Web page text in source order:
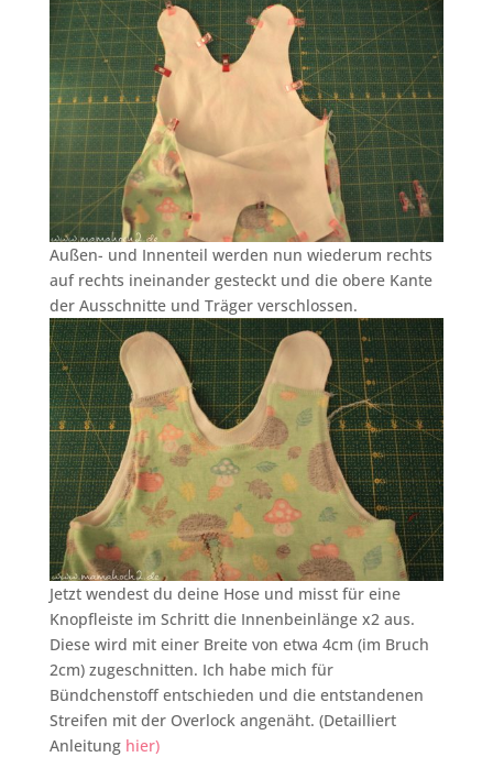
Außen- und Innenteil werden nun wiederum rechts
auf rechts ineinander gesteckt und die obere Kante
der Ausschnitte und Träger verschlossen.
Jetzt wendest du deine Hose und misst für eine
Knopfleiste im Schritt die Innenbeinlänge x2 aus.
Diese wird mit einer Breite von etwa 4cm (im Bruch
2cm) zugeschnitten. Ich habe mich für
Bündchenstoff entschieden und die entstandenen
Streifen mit der Overlock angenäht. (Detailliert
Anleitung hier)